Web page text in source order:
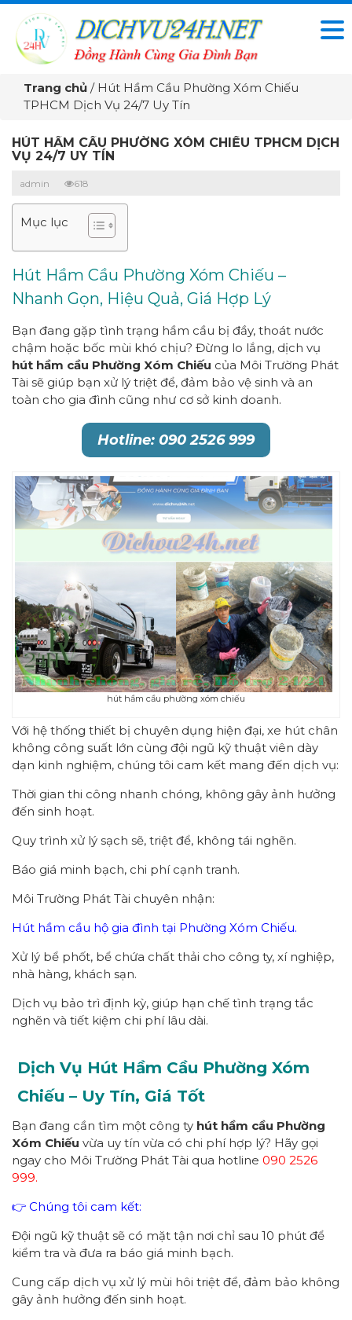
Trang chủ / Hút Hầm Cầu Phường Xóm Chiếu
TPHCM Dịch Vụ 24/7 Uy Tín
HÚT HẦM CẦU PHƯỜNG XÓM CHIẾU TPHCM DỊCH
VỤ 24/7 UY TÍN
admin 618
Mục lục
Hút Hầm Cầu Phường Xóm Chiếu –
Nhanh Gọn, Hiệu Quả, Giá Hợp Lý
Bạn đang gặp tình trạng hầm cầu bị đầy, thoát nước
chậm hoặc bốc mùi khó chịu? Đừng lo lắng, dịch vụ
hút hầm cầu Phường Xóm Chiếu của Môi Trường Phát
Tài sẽ giúp bạn xử lý triệt để, đảm bảo vệ sinh và an
toàn cho gia đình cũng như cơ sở kinh doanh.
Hotline: 090 2526 999
hút hầm cầu phường xóm chiếu
Với hệ thống thiết bị chuyên dụng hiện đại, xe hút chân
không công suất lớn cùng đội ngũ kỹ thuật viên dày
dạn kinh nghiệm, chúng tôi cam kết mang đến dịch vụ:
Thời gian thi công nhanh chóng, không gây ảnh hưởng
đến sinh hoạt.
Quy trình xử lý sạch sẽ, triệt để, không tái nghẽn.
Báo giá minh bạch, chi phí cạnh tranh.
Môi Trường Phát Tài chuyên nhận:
Hút hầm cầu hộ gia đình tại Phường Xóm Chiếu.
Xử lý bể phốt, bể chứa chất thải cho công ty, xí nghiệp,
nhà hàng, khách sạn.
Dịch vụ bảo trì định kỳ, giúp hạn chế tình trạng tắc
nghẽn và tiết kiệm chi phí lâu dài.
Dịch Vụ Hút Hầm Cầu Phường Xóm
Chiếu – Uy Tín, Giá Tốt
Bạn đang cần tìm một công ty hút hầm cầu Phường
Xóm Chiếu vừa uy tín vừa có chi phí hợp lý? Hãy gọi
ngay cho Môi Trường Phát Tài qua hotline 090 2526
999.
👉 Chúng tôi cam kết:
Đội ngũ kỹ thuật sẽ có mặt tận nơi chỉ sau 10 phút để
kiểm tra và đưa ra báo giá minh bạch.
Cung cấp dịch vụ xử lý mùi hôi triệt để, đảm bảo không
gây ảnh hưởng đến sinh hoạt.